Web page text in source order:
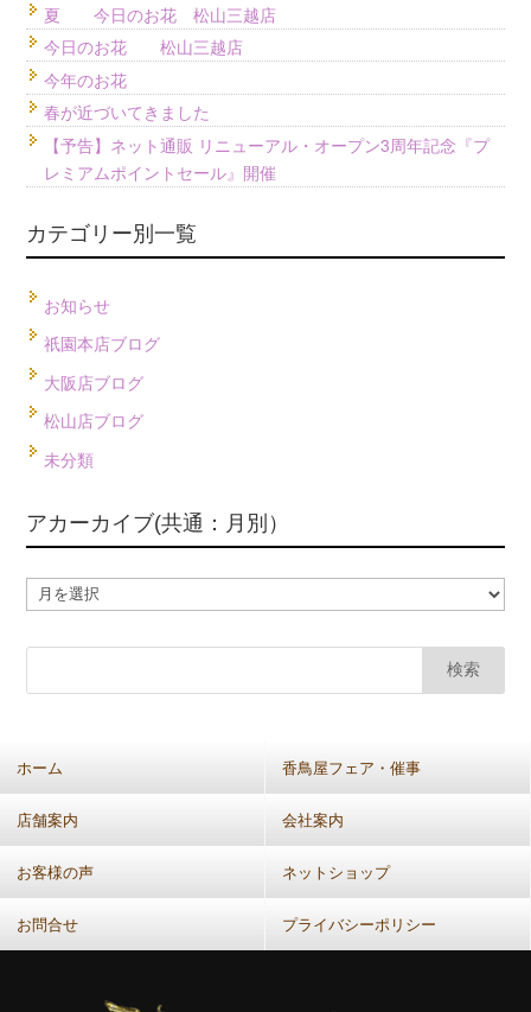
夏 今日のお花 松山三越店
今日のお花 松山三越店
今年のお花
春が近づいてきました
【予告】ネット通販 リニューアル・オープン3周年記念『プ
レミアムポイントセール』開催
カテゴリー別一覧
お知らせ
祇園本店ブログ
大阪店ブログ
松山店ブログ
未分類
アカーカイブ(共通：月別）
ア
カ
ー
イ
通：
月
別）
ホーム 香鳥屋フェア・催事
店舗案内 会社案内
お客様の声 ネットショップ
お問合せ プライバシーポリシー